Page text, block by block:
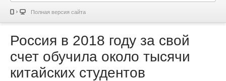
Полная версия сайта
Россия в 2018 году за свой
счет обучила около тысячи
китайских студентов